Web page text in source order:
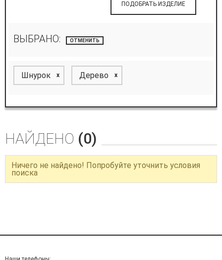
ПОДОБРАТЬ ИЗДЕЛИЕ
ВЫБРАНО: ОТМЕНИТЬ
Шнурок x Дерево x
НАЙДЕНО (0)
Ничего не найдено! Попробуйте уточнить условия
поиска